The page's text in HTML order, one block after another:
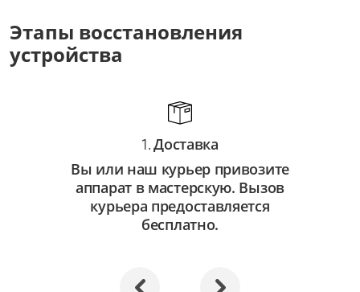
Этапы восстановления
устройства
1.Доставка
Вы или наш курьер привозите
аппарат в мастерскую. Вызов
курьера предоставляется
бесплатно.